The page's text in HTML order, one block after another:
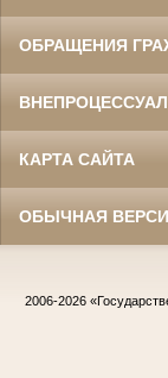
ОБРАЩЕНИЯ
КАРТА САЙТА
ОБЫЧНАЯ
2006-2026